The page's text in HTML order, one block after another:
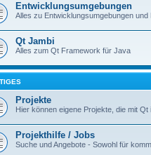
Entwicklungsumgebungen
Alles zu Entwicklungsumgebungen und
Qt Jambi
Alles zum Qt Framework für Java
Projekte
Hier können eigene Projekte, die mit
Projekthilfe / Jobs
Suche und Angebote - Sowohl für